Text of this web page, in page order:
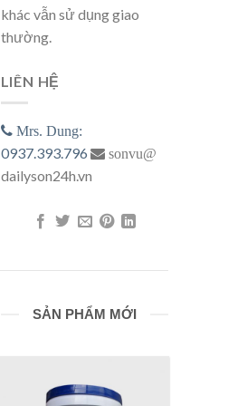
khác vẫn sử dụng giao
thường.
LIÊN HỆ
Mrs. Dung:
0937.393.796 sonvu@
dailyson24h.vn
SẢN PHẨM MỚI